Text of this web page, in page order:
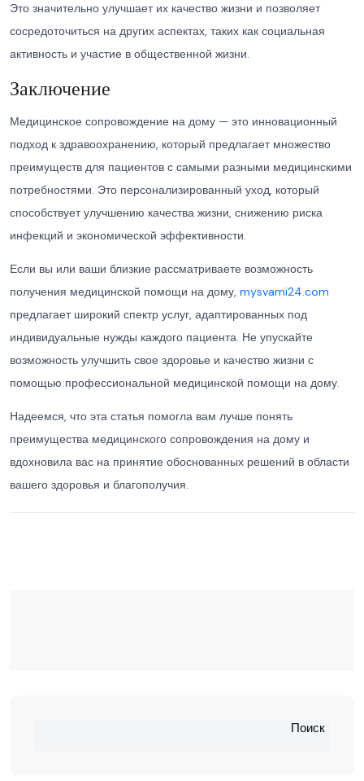
Это значительно улучшает их качество жизни и позволяет
сосредоточиться на других аспектах, таких как социальная
активность и участие в общественной жизни.
Заключение
Медицинское сопровождение на дому — это инновационный
подход к здравоохранению, который предлагает множество
преимуществ для пациентов с самыми разными медицинскими
потребностями. Это персонализированный уход, который
способствует улучшению качества жизни, снижению риска
инфекций и экономической эффективности.
Если вы или ваши близкие рассматриваете возможность
получения медицинской помощи на дому, mysvami24.com
предлагает широкий спектр услуг, адаптированных под
индивидуальные нужды каждого пациента. Не упускайте
возможность улучшить свое здоровье и качество жизни с
помощью профессиональной медицинской помощи на дому.
Надеемся, что эта статья помогла вам лучше понять
преимущества медицинского сопровождения на дому и
вдохновила вас на принятие обоснованных решений в области
вашего здоровья и благополучия.
Поиск